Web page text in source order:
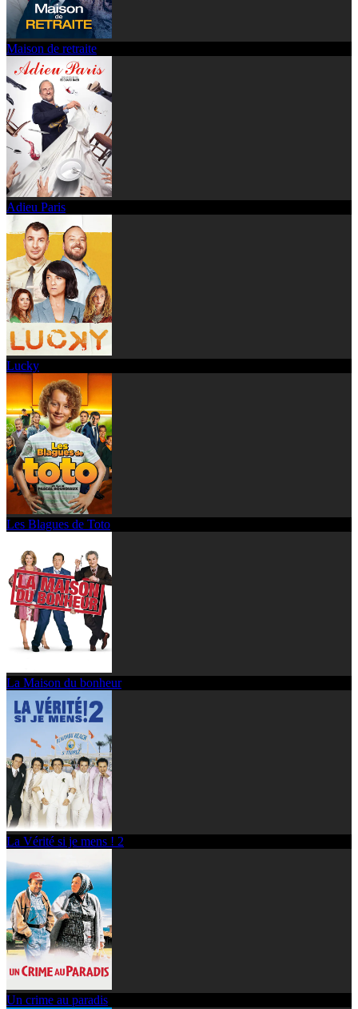
Maison de retraite
Adieu Paris
Lucky
Les Blagues de Toto
La Maison du bonheur
La Vérité si je mens ! 2
Un crime au paradis